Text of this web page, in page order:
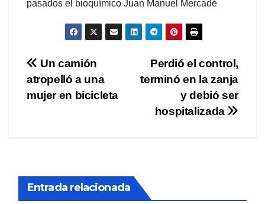
pasados el bioquímico Juan Manuel Mercadé
Navegación
de
Perdió el control,
terminó en la zanja
y debió ser
hospitalizada
Un camión
atropelló a una
mujer en bicicleta
Entrada relacionada